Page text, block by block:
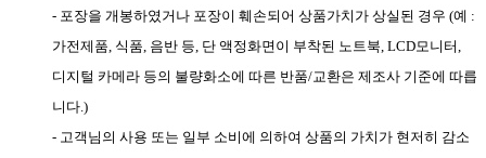
- 포장을 개봉하였거나 포장이 훼손되어 상품가치가 상실된 경우 (예 :
가전제품, 식품, 음반 등, 단 액정화면이 부착된 노트북, LCD모니터,
디지털 카메라 등의 불량화소에 따른 반품/교환은 제조사 기준에 따릅
니다.)
- 고객님의 사용 또는 일부 소비에 의하여 상품의 가치가 현저히 감소